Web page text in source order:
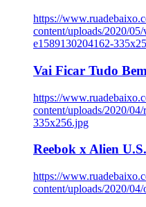
https://
content/uploads/2020/
e1589130204162-
Vai Ficar Tudo Bem
https://
content/uploads/2020/
335x256.jpg
Reebok x Alien
https://
content/uploads/2020/